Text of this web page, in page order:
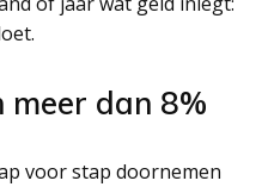
meer dan 8%
voor stap doornemen